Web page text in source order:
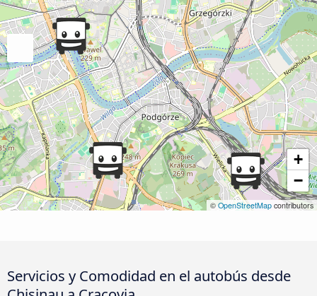
+
−
© OpenStreetMap contributors
Servicios y Comodidad en el autobús desde